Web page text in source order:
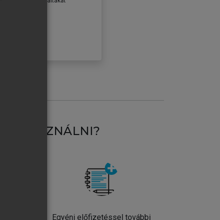
HASZNÁLNI?
Egyéni előfizetéssel további